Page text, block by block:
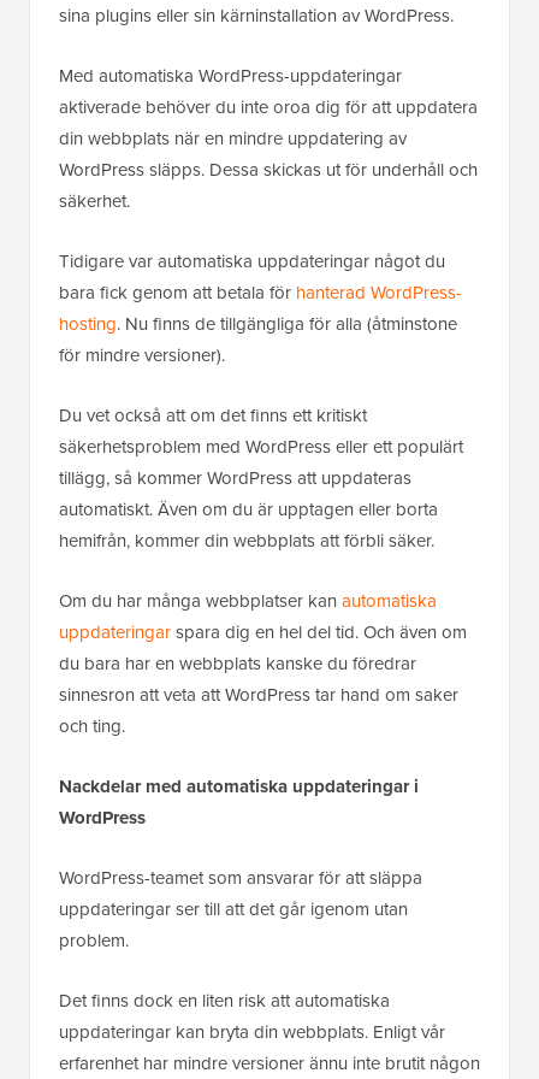
sina plugins eller sin kärninstallation av WordPress.
Med automatiska WordPress-uppdateringar
aktiverade behöver du inte oroa dig för att uppdatera
din webbplats när en mindre uppdatering av
WordPress släpps. Dessa skickas ut för underhåll och
säkerhet.
Tidigare var automatiska uppdateringar något du
bara fick genom att betala för hanterad WordPress-
hosting. Nu finns de tillgängliga för alla (åtminstone
för mindre versioner).
Du vet också att om det finns ett kritiskt
säkerhetsproblem med WordPress eller ett populärt
tillägg, så kommer WordPress att uppdateras
automatiskt. Även om du är upptagen eller borta
hemifrån, kommer din webbplats att förbli säker.
Om du har många webbplatser kan automatiska
uppdateringarspara dig en hel del tid. Och även om
du bara har en webbplats kanske du föredrar
sinnesron att veta att WordPress tar hand om saker
och ting.
Nackdelar med automatiska uppdateringar i
WordPress
WordPress-teamet som ansvarar för att släppa
uppdateringar ser till att det går igenom utan
problem.
Det finns dock en liten risk att automatiska
uppdateringar kan bryta din webbplats. Enligt vår
erfarenhet har mindre versioner ännu inte brutit någon